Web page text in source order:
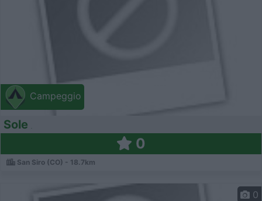
Campeggio
Sole
0
San Siro (CO) - 18.7km
0